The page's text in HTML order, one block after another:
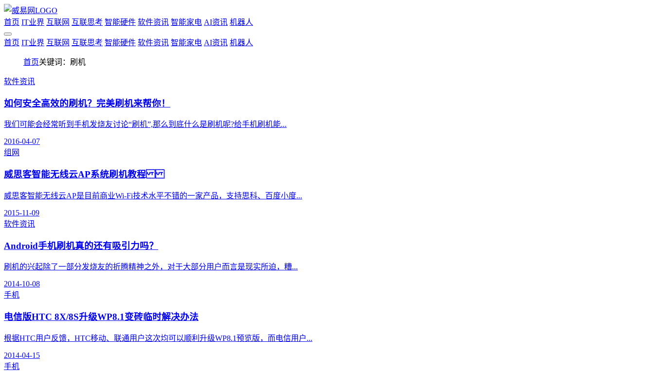
首页 IT业界 互联网 互联思考 智能硬件 软件资讯 智能家电 AI资讯 机器人
首页 IT业界 互联网 互联思考 智能硬件 软件资讯 智能家电 AI资讯 机器人
首页关键词：刷机
软件资讯
如何安全高效的刷机？完美刷机来帮你！
我们可能会经常听到手机发烧友讨论“刷机”,那么到底什么是刷机呢?给手机刷机能...
2016-04-07
组网
威思客智能无线云AP系统刷机教程
威思客智能无线云AP是目前商业Wi-Fi技术水平不错的一家产品，支持思科、百度小度...
2015-11-09
软件资讯
Android手机刷机真的还有吸引力吗？
刷机的兴起除了一部分发烧友的折腾精神之外，对于大部分用户而言是现实所迫，糟...
2014-10-08
手机
电信版HTC 8X/8S升级WP8.1变砖临时解决办法
根据HTC用户反馈，HTC移动、联通用户这次均可以顺利升级WP8.1预览版，而电信用户...
2014-04-15
手机